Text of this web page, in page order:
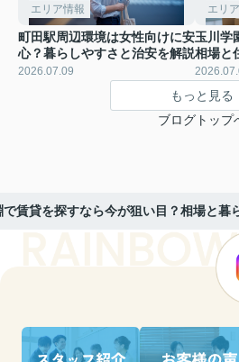
エリア情報
町田駅周辺環境は女性向けに安
心？暮らしやすさと治安を解説
2026.07.09
エリ
玉川学
相場と
もっと見る
ブログトップ
で賃貸を探すなら今が狙い目？相場と暮